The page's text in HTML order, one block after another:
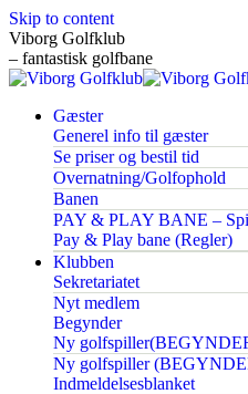
Skip to content
Viborg Golfklub
– fantastisk golfbane
Gæster
Generel info til gæster
Se priser og bestil tid
Overnatning/Golfophold
Banen
PAY & PLAY BANE –
Pay & Play bane (Regler)
Klubben
Sekretariatet
Nyt medlem
Begynder
Ny
Ny golfspiller
Indmeldelsesblanket